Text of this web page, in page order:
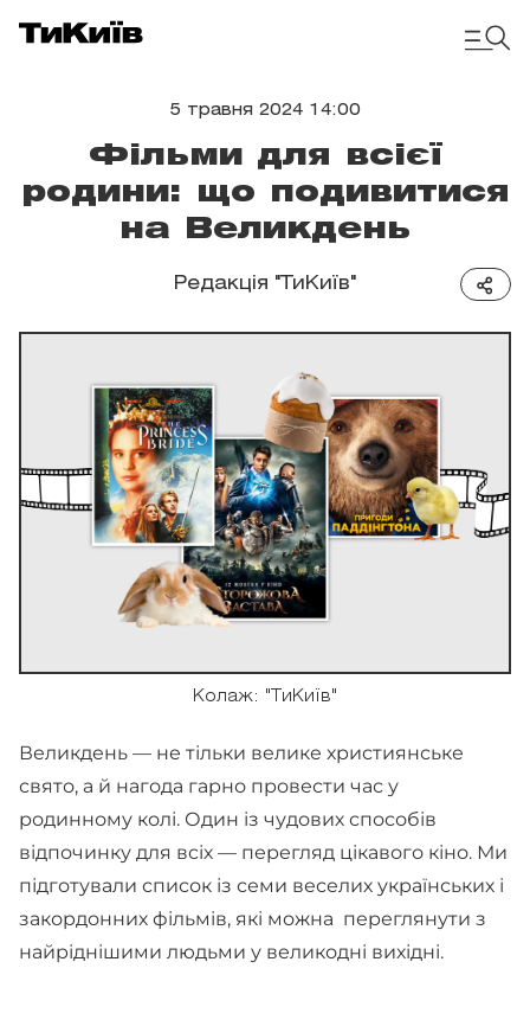
5 травня 2024 14:00
Фільми для всієї
родини: що подивитися
на Великдень
Редакція "ТиКиїв"
Колаж: "ТиКиїв"
Великдень — не тільки велике християнське
свято, а й нагода гарно провести час у
родинному колі. Один із чудових способів
відпочинку для всіх — перегляд цікавого кіно. Ми
підготували список із семи веселих українських і
закордонних фільмів, які можна переглянути з
найріднішими людьми у великодні вихідні.